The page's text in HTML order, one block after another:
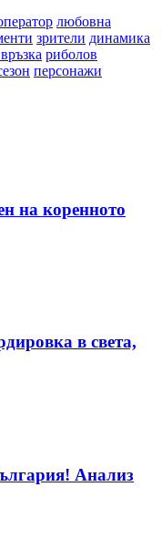
любовна
зрители динамика
риболов
персонажи
на коренното
в света,
Анализ